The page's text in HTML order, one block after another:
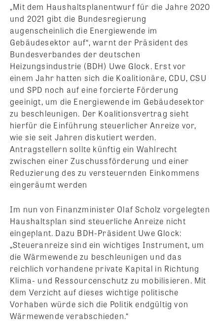
„Mit dem Haushaltsplanentwurf für die Jahre 2020
und 2021 gibt die Bundesregierung
augenscheinlich die Energiewende im
Gebäudesektor auf“, warnt der Präsident des
Bundesverbandes der deutschen
Heizungsindustrie (BDH) Uwe Glock. Erst vor
einem Jahr hatten sich die Koalitionäre, CDU, CSU
und SPD noch auf eine forcierte Förderung
geeinigt, um die Energiewende im Gebäudesektor
zu beschleunigen. Der Koalitionsvertrag sieht
hierfür die Einführung steuerlicher Anreize vor,
wie sie seit Jahren diskutiert werden.
Antragstellern sollte künftig ein Wahlrecht
zwischen einer Zuschussförderung und einer
Reduzierung des zu versteuernden Einkommens
eingeräumt werden
Im nun von Finanzminister Olaf Scholz vorgelegten
Haushaltsplan sind steuerliche Anreize nicht
eingeplant. Dazu BDH-Präsident Uwe Glock:
„Steueranreize sind ein wichtiges Instrument, um
die Wärmewende zu beschleunigen und das
reichlich vorhandene private Kapital in Richtung
Klima- und Ressourcenschutz zu mobilisieren. Mit
dem Verzicht auf dieses wichtige politische
Vorhaben würde sich die Politik endgültig von
Wärmewende verabschieden.“